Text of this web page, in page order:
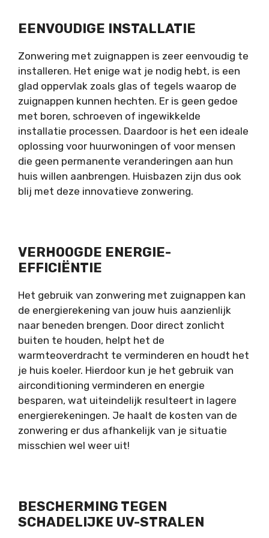
EENVOUDIGE INSTALLATIE
Zonwering met zuignappen is zeer eenvoudig te
installeren. Het enige wat je nodig hebt, is een
glad oppervlak zoals glas of tegels waarop de
zuignappen kunnen hechten. Er is geen gedoe
met boren, schroeven of ingewikkelde
installatie processen. Daardoor is het een ideale
oplossing voor huurwoningen of voor mensen
die geen permanente veranderingen aan hun
huis willen aanbrengen. Huisbazen zijn dus ook
blij met deze innovatieve zonwering.
VERHOOGDE ENERGIE-
EFFICIËNTIE
Het gebruik van zonwering met zuignappen kan
de energierekening van jouw huis aanzienlijk
naar beneden brengen. Door direct zonlicht
buiten te houden, helpt het de
warmteoverdracht te verminderen en houdt het
je huis koeler. Hierdoor kun je het gebruik van
airconditioning verminderen en energie
besparen, wat uiteindelijk resulteert in lagere
energierekeningen. Je haalt de kosten van de
zonwering er dus afhankelijk van je situatie
misschien wel weer uit!
BESCHERMING TEGEN
SCHADELIJKE UV-STRALEN